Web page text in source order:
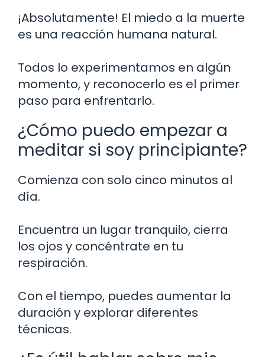
¡Absolutamente! El miedo a la muerte
es una reacción humana natural.
Todos lo experimentamos en algún
momento, y reconocerlo es el primer
paso para enfrentarlo.
¿Cómo puedo empezar a
meditar si soy principiante?
Comienza con solo cinco minutos al
día.
Encuentra un lugar tranquilo, cierra
los ojos y concéntrate en tu
respiración.
Con el tiempo, puedes aumentar la
duración y explorar diferentes
técnicas.